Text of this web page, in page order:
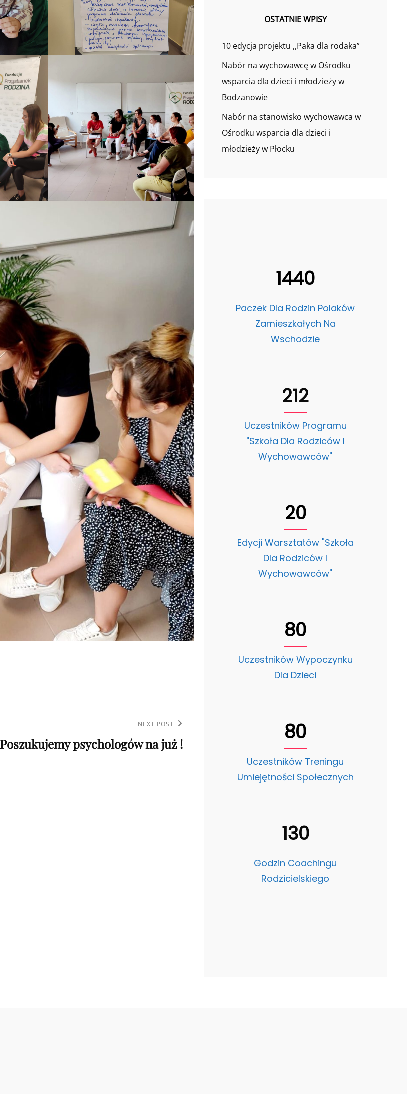
Post
NEXT POST
Poszukujemy psychologów na już !
OSTATNIE WPISY
10 edycja projektu ,,Paka dla rodaka”
Nabór na wychowawcę w Ośrodku
wsparcia dla dzieci i młodzieży w
Bodzanowie
Nabór na stanowisko wychowawca w
Ośrodku wsparcia dla dzieci i
młodzieży w Płocku
1440
Paczek Dla Rodzin Polaków
Zamieszkałych Na
Wschodzie
212
Uczestników Programu
"Szkoła Dla Rodziców I
Wychowawców"
20
Edycji Warsztatów "Szkoła
Dla Rodziców I
Wychowawców"
80
Uczestników Wypoczynku
Dla Dzieci
80
Uczestników Treningu
Umiejętności Społecznych
130
Godzin Coachingu
Rodzicielskiego